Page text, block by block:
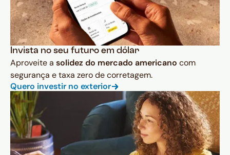
Invista no seu futuro em dólar
Aproveite a solidez do mercado americano com
segurança e taxa zero de corretagem.
Quero investir no exterior